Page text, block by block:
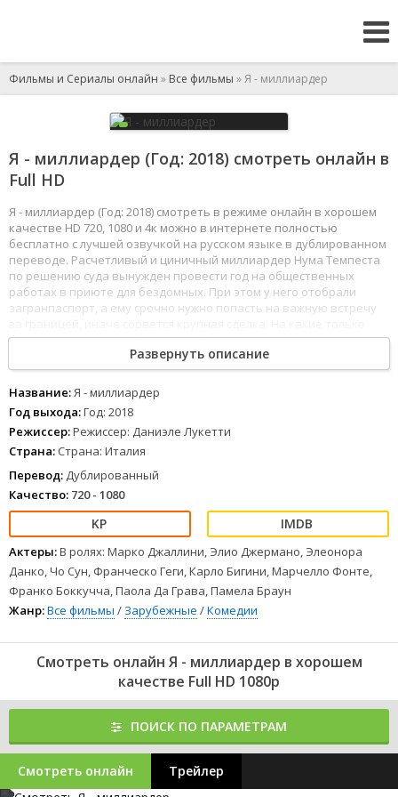
Фильмы и Сериалы онлайн » Все фильмы » Я - миллиардер
Я - миллиардер (Год: 2018) смотреть онлайн в
Full HD
Я - миллиардер (Год: 2018) смотреть в режиме онлайн в хорошем
качестве HD 720, 1080 и 4к можно в интернете полностью
бесплатно с лучшей озвучкой на русском языке в дублированном
переводе. Расчетливый и циничный миллиардер Нума Темпеста
по решению суда вынужден провести год на общественных
работах в приюте для бездомных. При этом у него отобрали
загранпаспорт, а ему срочно нужно попасть на важную встречу
ухищрения ни пойдет богач, чтобы провернуть задуманное.
Развернуть описание
Название:Я - миллиардер
Год выхода:Год: 2018
Режиссер:Режиссер: Даниэле Лукетти
Страна: Страна: Италия
Перевод: Дублированный
Качество: 720 - 1080
Актеры:В ролях: Марко Джаллини, Элио Джермано, Элеонора
Данко, Чо Сун, Франческо Геги, Карло Бигини, Марчелло Фонте,
Франко Боккучча, Паола Да Грава, Памела Браун
Жанр:Все фильмы / Зарубежные /Комедии
Смотреть онлайн Я - миллиардер в хорошем
качестве Full HD 1080p
ПОИСК ПО ПАРАМЕТРАМ
Смотреть онлайн Трейлер